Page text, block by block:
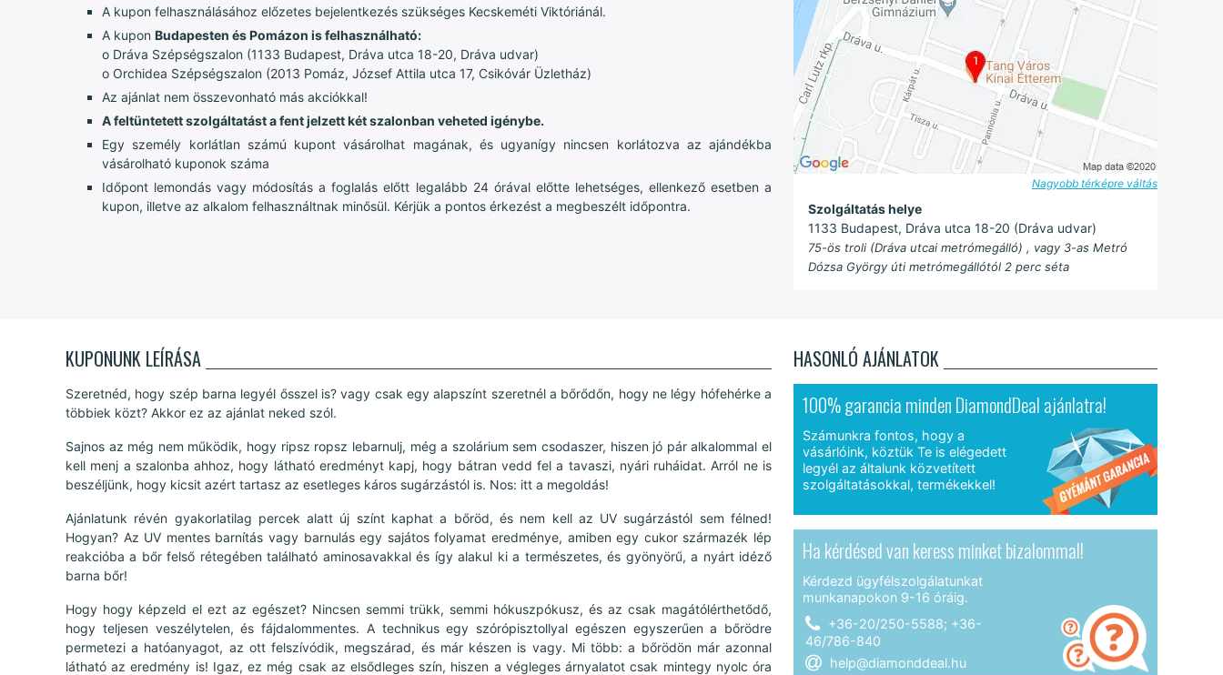
A kupon felhasználásához előzetes bejelentkezés szükséges Kecskeméti Viktóriánál.
A kupon Budapesten és Pomázon is felhasználható:
o Dráva Szépségszalon (1133 Budapest, Dráva utca 18-20, Dráva udvar)
o Orchidea Szépségszalon (2013 Pomáz, József Attila utca 17, Csikóvár Üzletház)
Az ajánlat nem összevonható más akciókkal!
A feltüntetett szolgáltatást a fent jelzett két szalonban veheted igénybe.
Egy személy korlátlan számú kupont vásárolhat magának, és ugyanígy nincsen korlátozva az ajándékba
vásárolható kuponok száma
Időpont lemondás vagy módosítás a foglalás előtt legalább 24 órával előtte lehetséges, ellenkező esetben a
kupon, illetve az alkalom felhasználtnak minősül. Kérjük a pontos érkezést a megbeszélt időpontra.
Nagyobb térképre váltás
Szolgáltatás helye
1133 Budapest, Dráva utca 18-20 (Dráva udvar)
75-ös troli (Dráva utcai metrómegálló) , vagy 3-as Metró
Dózsa György úti metrómegállótól 2 perc séta
KUPONUNK LEÍRÁSA
Szeretnéd, hogy szép barna legyél ősszel is? vagy csak egy alapszínt szeretnél a bőrődőn, hogy ne légy hófehérke a
többiek közt? Akkor ez az ajánlat neked szól.
Sajnos az még nem működik, hogy ripsz ropsz lebarnulj, még a szolárium sem csodaszer, hiszen jó pár alkalommal el
kell menj a szalonba ahhoz, hogy látható eredményt kapj, hogy bátran vedd fel a tavaszi, nyári ruháidat. Arról ne is
beszéljünk, hogy kicsit azért tartasz az esetleges káros sugárzástól is. Nos: itt a megoldás!
Ajánlatunk révén gyakorlatilag percek alatt új színt kaphat a bőröd, és nem kell az UV sugárzástól sem félned!
Hogyan? Az UV mentes barnítás vagy barnulás egy sajátos folyamat eredménye, amiben egy cukor származék lép
reakcióba a bőr felső rétegében található aminosavakkal és így alakul ki a természetes, és gyönyörű, a nyárt idéző
barna bőr!
Hogy hogy képzeld el ezt az egészet? Nincsen semmi trükk, semmi hókuszpókusz, és az csak magátólérthetődő,
hogy teljesen veszélytelen, és fájdalommentes. A technikus egy szórópisztollyal egészen egyszerűen a bőrödre
permetezi a hatóanyagot, az ott felszívódik, megszárad, és már készen is vagy. Mi több: a bőrödön már azonnal
látható az eredmény is! Igaz, ez még csak az elsődleges szín, hiszen a végleges árnyalatot csak mintegy nyolc óra
HASONLÓ AJÁNLATOK
100% garancia minden DiamondDeal ajánlatra!
Számunkra fontos, hogy a
vásárlóink, köztük Te is elégedett
legyél az általunk közvetített
szolgáltatásokkal, termékekkel!
Ha kérdésed van keress minket bizalommal!
Kérdezd ügyfélszolgálatunkat
munkanapokon 9-16 óráig.
+36-20/250-5588; +36-
46/786-840
help@diamonddeal.hu